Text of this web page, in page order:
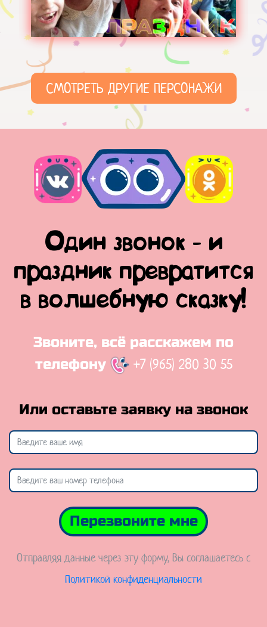
СМОТРЕТЬ ДРУГИЕ ПЕРСОНАЖИ
Один звонок - и
праздник превратится
в волшебную сказку!
Звоните, всё расскажем по
телефону
+7 (965) 280 30 55
Или оставьте заявку на звонок
Перезвоните мне
Отправляя данные через эту форму, Вы соглашаетесь с
Политикой конфиденциальности